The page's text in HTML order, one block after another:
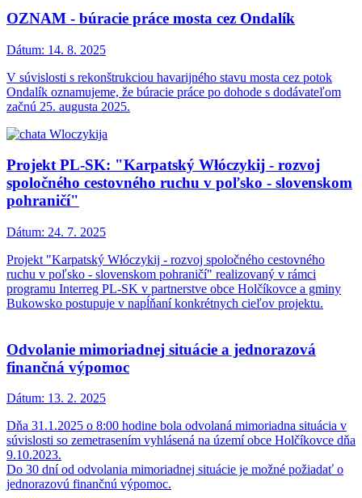
OZNAM - búracie práce mosta cez Ondalík
Dátum: 14. 8. 2025
V súvislosti s rekonštrukciou havarijného stavu mosta cez potok
Ondalík oznamujeme, že búracie práce po dohode s dodávateľom
začnú 25. augusta 2025.
Projekt PL-SK: "Karpatský Włóczykij - rozvoj
spoločného cestovného ruchu v poľsko - slovenskom
pohraničí"
Dátum: 24. 7. 2025
Projekt "Karpatský Włóczykij - rozvoj spoločného cestovného
ruchu v poľsko - slovenskom pohraničí" realizovaný v rámci
programu Interreg PL-SK v partnerstve obce Holčíkovce a gminy
Bukowsko postupuje v napĺňaní konkrétnych cieľov projektu.
Odvolanie mimoriadnej situácie a jednorazová
finančná výpomoc
Dátum: 13. 2. 2025
Dňa 31.1.2025 o 8:00 hodine bola odvolaná mimoriadna situácia v
súvislosti so zemetrasením vyhlásená na území obce Holčíkovce dňa
9.10.2023.
Do 30 dní od odvolania mimoriadnej situácie je možné požiadať o
jednorazovú finančnú výpomoc.